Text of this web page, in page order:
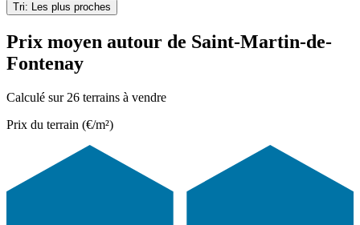
Tri: Les plus proches
Prix moyen autour de Saint-Martin-de-
Fontenay
Calculé sur 26 terrains à vendre
Prix du terrain (€/m²)